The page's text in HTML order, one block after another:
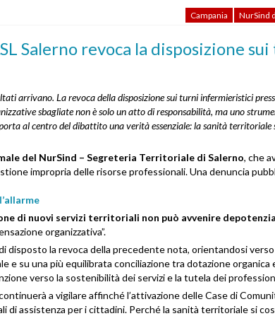
Campania NurSind
Salerno revoca la disposizione
arrivano. La revoca della disposizione sui turni infermieristici
sbagliate non è solo un atto di responsabilità, ma uno
al centro del dibattito una verità essenziale: la sanità territoriale
del NurSind – Segreteria Territoriale di Salerno, che
impropria delle risorse professionali. Una denuncia
di nuovi servizi territoriali non può avvenire
organizzativa”.
disposto la revoca della precedente nota, orientandosi verso
e su una più equilibrata conciliazione tra dotazione organica
verso la sostenibilità dei servizi e la tutela dei
a vigilare affinché l’attivazione delle Case di
di assistenza per i cittadini. Perché la sanità territoriale si